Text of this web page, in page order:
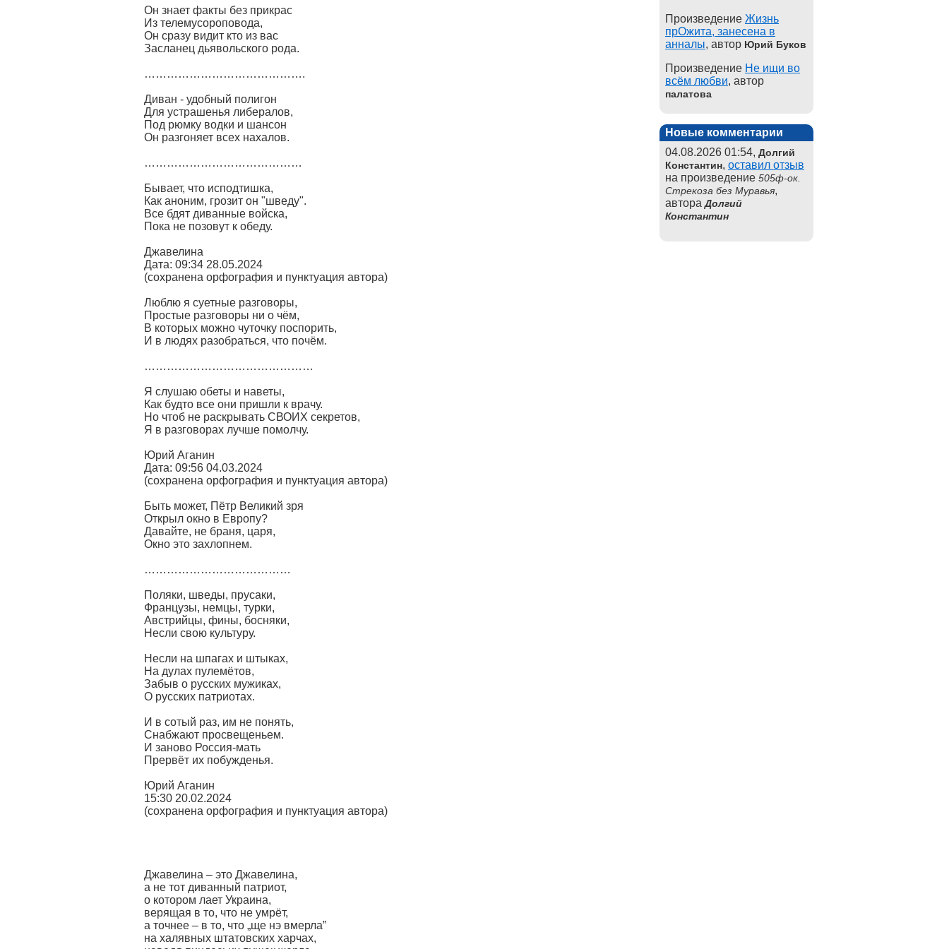
Он знает факты без прикрас
Из телемусороповода,
Он сразу видит кто из вас
Засланец дьявольского рода.
…………………………………….
Диван - удобный полигон
Для устрашенья либералов,
Под рюмку водки и шансон
Он разгоняет всех нахалов.
……………………………………
Бывает, что исподтишка,
Как аноним, грозит он "шведу".
Все бдят диванные войска,
Пока не позовут к обеду.
Джавелина
Дата: 09:34 28.05.2024
(сохранена орфография и пунктуация автора)
Люблю я суетные разговоры,
Простые разговоры ни о чём,
В которых можно чуточку поспорить,
И в людях разобраться, что почём.
………………………………………
Я слушаю обеты и наветы,
Как будто все они пришли к врачу.
Но чтоб не раскрывать СВОИХ секретов,
Я в разговорах лучше помолчу.
Юрий Аганин
Дата: 09:56 04.03.2024
(сохранена орфография и пунктуация автора)
Быть может, Пётр Великий зря
Открыл окно в Европу?
Давайте, не браня, царя,
Окно это захлопнем.
…………………………………
Поляки, шведы, прусаки,
Французы, немцы, турки,
Австрийцы, фины, босняки,
Несли свою культуру.
Несли на шпагах и штыках,
На дулах пулемётов,
Забыв о русских мужиках,
О русских патриотах.
И в сотый раз, им не понять,
Снабжают просвещеньем.
И заново Россия-мать
Прервёт их побужденья.
Юрий Аганин
15:30 20.02.2024
(сохранена орфография и пунктуация автора)
Джавелина – это Джавелина,
а не тот диванный патриот,
о котором лает Украина,
верящая в то, что не умрёт,
а точнее – в то, что „ще нэ вмерла”
на халявных штатовских харчах,
Произведение Жизнь
прОжита, занесена в
анналы, автор Юрий Буков
Произведение Не ищи во
всём любви, автор
палатова
Новые комментарии
04.08.2026 01:54, Долгий
Константин, оставил отзыв
на произведение 505ф-ок.
Стрекоза без Муравья,
автораДолгий
Константин